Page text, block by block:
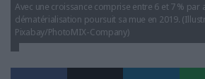
Avec une croissance comprise entre 6 et 7 % par
dématérialisation poursuit sa mue en 2019.
Pixabay/PhotoMIX-Company)